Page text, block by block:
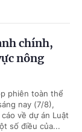
chính,
nông
phiên toàn thể
nay (7/8),
về dự án Luật
số điều của...